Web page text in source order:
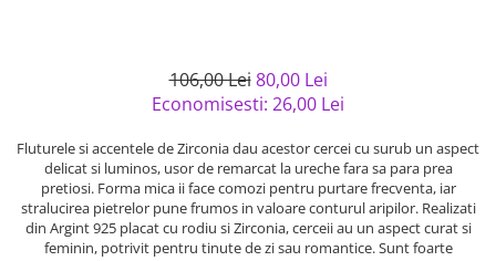
Solutii si lavete de curatare
106,00 Lei 80,00 Lei
Economisesti: 26,00 Lei
Fluturele si accentele de Zirconia dau acestor cercei cu surub un aspect
delicat si luminos, usor de remarcat la ureche fara sa para prea
pretiosi. Forma mica ii face comozi pentru purtare frecventa, iar
stralucirea pietrelor pune frumos in valoare conturul aripilor. Realizati
din Argint 925 placat cu rodiu si Zirconia, cerceii au un aspect curat si
feminin, potrivit pentru tinute de zi sau romantice. Sunt foarte